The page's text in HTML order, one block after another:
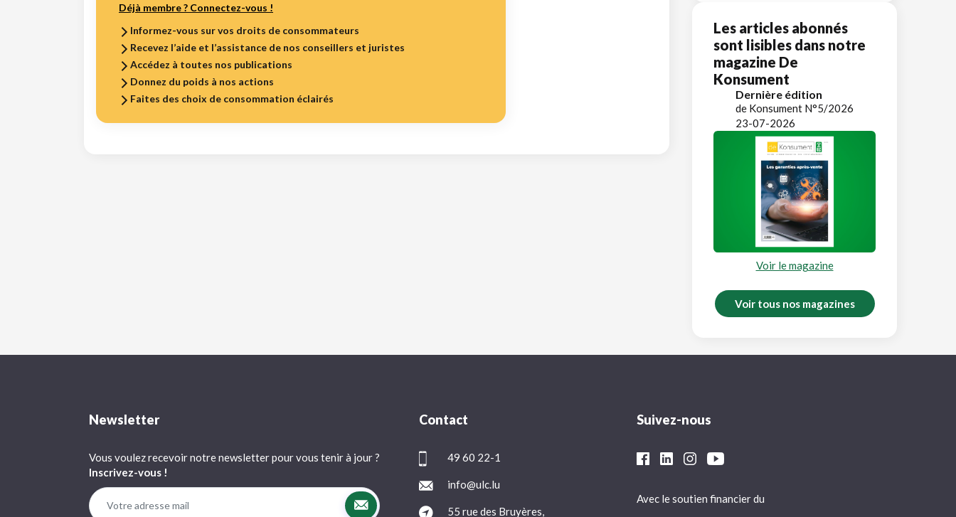
Déjà membre ? Connectez-vous !
Informez-vous sur vos droits de consommateurs
Recevez l’aide et l’assistance de nos conseillers et juristes
Accédez à toutes nos publications
Donnez du poids à nos actions
Faites des choix de consommation éclairés
Les articles abonnés
sont lisibles dans notre
magazine De
Konsument
Dernière édition
de Konsument N°5/2026
23-07-2026
Voir le magazine
Voir tous nos magazines
Newsletter
Vous voulez recevoir notre newsletter pour vous tenir à jour ?
Inscrivez-vous !
Contact
49 60 22-1
info@ulc.lu
55 rue des Bruyères,
Suivez-nous
Avec le soutien financier du